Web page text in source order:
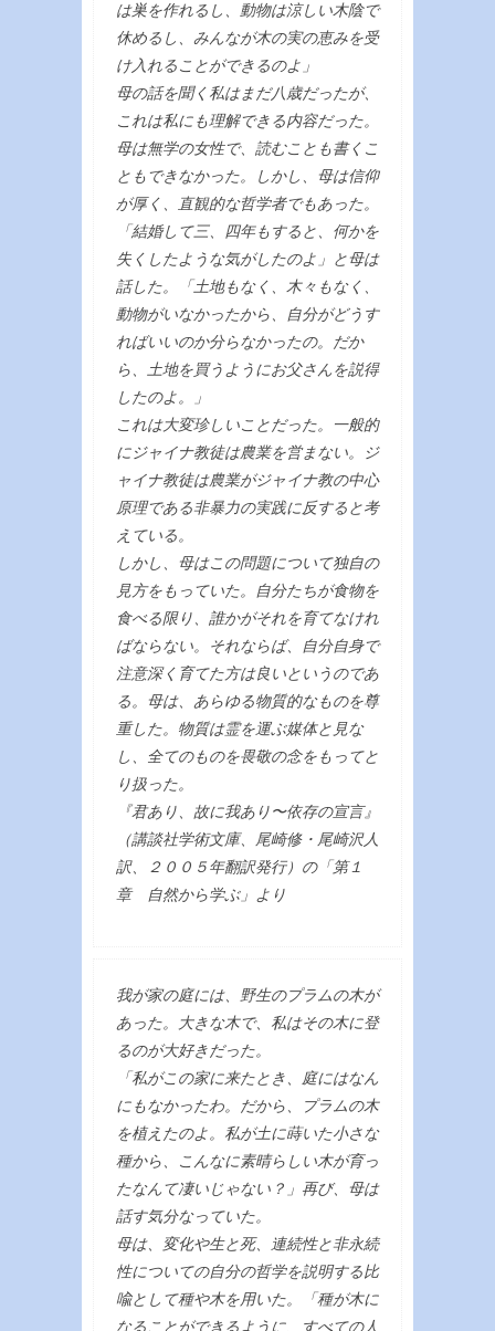
は巣を作れるし、動物は涼しい木陰で
休めるし、みんなが木の実の恵みを受
け入れることができるのよ」
母の話を聞く私はまだ八歳だったが、
これは私にも理解できる内容だった。
母は無学の女性で、読むことも書くこ
ともできなかった。しかし、母は信仰
が厚く、直観的な哲学者でもあった。
「結婚して三、四年もすると、何かを
失くしたような気がしたのよ」と母は
話した。「土地もなく、木々もなく、
動物がいなかったから、自分がどうす
ればいいのか分らなかったの。だか
ら、土地を買うようにお父さんを説得
したのよ。」
これは大変珍しいことだった。一般的
にジャイナ教徒は農業を営まない。ジ
ャイナ教徒は農業がジャイナ教の中心
原理である非暴力の実践に反すると考
えている。
しかし、母はこの問題について独自の
見方をもっていた。自分たちが食物を
食べる限り、誰かがそれを育てなけれ
ばならない。それならば、自分自身で
注意深く育てた方は良いというのであ
る。母は、あらゆる物質的なものを尊
重した。物質は霊を運ぶ媒体と見な
し、全てのものを畏敬の念をもってと
り扱った。
『君あり、故に我あり〜依存の宣言』
（講談社学術文庫、尾崎修・尾崎沢人
訳、２００５年翻訳発行）の「第１
章 自然から学ぶ」より
我が家の庭には、野生のプラムの木が
あった。大きな木で、私はその木に登
るのが大好きだった。
「私がこの家に来たとき、庭にはなん
にもなかったわ。だから、プラムの木
を植えたのよ。私が土に蒔いた小さな
種から、こんなに素晴らしい木が育っ
たなんて凄いじゃない？」再び、母は
話す気分なっていた。
母は、変化や生と死、連続性と非永続
性についての自分の哲学を説明する比
喩として種や木を用いた。「種が木に
なることができるように、すべての人